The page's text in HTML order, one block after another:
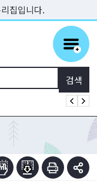
집입니다.